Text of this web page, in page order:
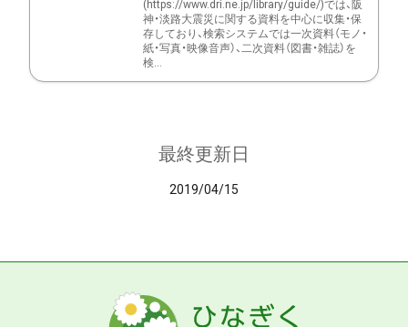
(https://www.dri.ne.jp/library/guide/)では、阪
神・淡路大震災に関する資料を中心に収集・保
存しており、検索システムでは一次資料（モノ・
紙・写真・映像音声）、二次資料（図書・雑誌）を
検...
最終更新日
2019/04/15